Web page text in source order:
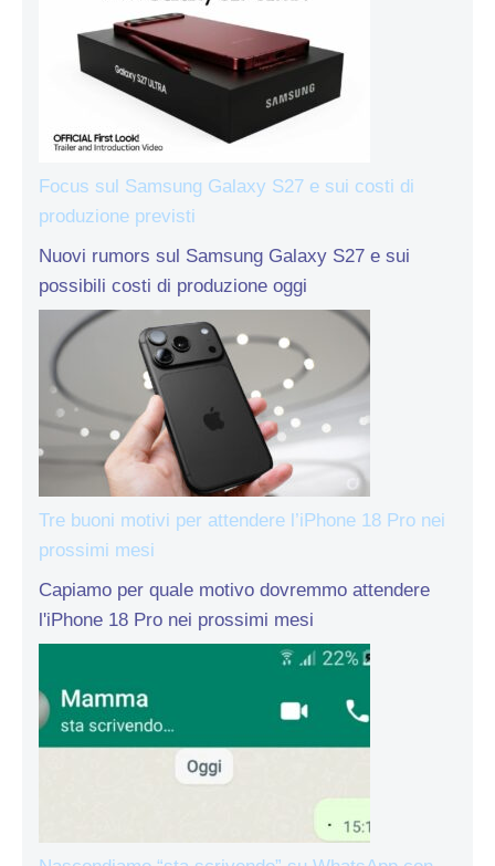
Focus sul Samsung Galaxy S27 e sui costi di
produzione previsti
Nuovi rumors sul Samsung Galaxy S27 e sui
possibili costi di produzione oggi
Tre buoni motivi per attendere l’iPhone 18 Pro nei
prossimi mesi
Capiamo per quale motivo dovremmo attendere
l'iPhone 18 Pro nei prossimi mesi